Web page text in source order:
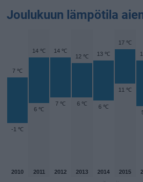
Joulukuun lämpötila
7 ℃
-1 ℃
14 ℃
6 ℃
14 ℃
7 ℃
12 ℃
6 ℃
13 ℃
6 ℃
17 ℃
11 ℃
2010 2011 2012 2013 2014 2015